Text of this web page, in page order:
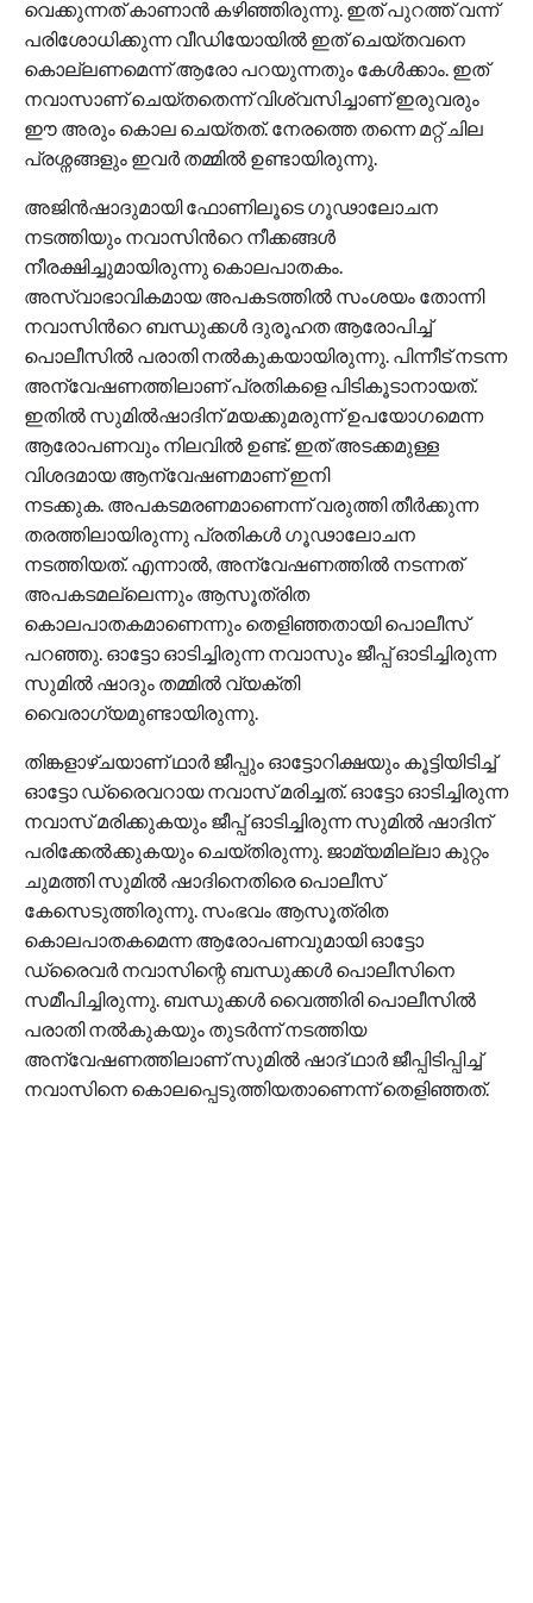
വെക്കുന്നത് കാണാൻ കഴിഞ്ഞിരുന്നു. ഇത് പുറത്ത് വന്ന്
പരിശോധിക്കുന്ന വീഡിയോയില്‍ ഇത് ചെയ്തവനെ
കൊല്ലണമെന്ന് ആരോ പറയുന്നതും കേള്‍ക്കാം. ഇത്
നവാസാണ് ചെയ്തതെന്ന് വിശ്വസിച്ചാണ് ഇരുവരും
ഈ അരും കൊല ചെയ്തത്. നേരത്തെ തന്നെ മറ്റ് ചില
പ്രശ്നങ്ങളും ഇവർ തമ്മില്‍ ഉണ്ടായിരുന്നു.
അജിൻഷാദുമായി ഫോണിലൂടെ ഗൂഢാലോചന
നടത്തിയും നവാസിന്‍റെ നീക്കങ്ങള്‍
നീരക്ഷിച്ചുമായിരുന്നു കൊലപാതകം.
അസ്വാഭാവികമായ അപകടത്തില്‍ സംശയം തോന്നി
നവാസിന്‍റെ ബന്ധുക്കള്‍ ദുരൂഹത ആരോപിച്ച്
പൊലീസില്‍ പരാതി നല്‍കുകയായിരുന്നു. പിന്നീട് നടന്ന
അന്വേഷണത്തിലാണ് പ്രതികളെ പിടികൂടാനായത്.
ഇതില്‍ സുമില്‍ഷാദിന് മയക്കുമരുന്ന് ഉപയോഗമെന്ന
ആരോപണവും നിലവില്‍ ഉണ്ട്. ഇത് അടക്കമുള്ള
വിശദമായ ആന്വേഷണമാണ് ഇനി
നടക്കുക. അപകടമരണമാണെന്ന് വരുത്തി തീര്‍ക്കുന്ന
തരത്തിലായിരുന്നു പ്രതികള്‍ ഗൂഢാലോചന
നടത്തിയത്. എന്നാൽ, അന്വേഷണത്തിൽ നടന്നത്
അപകടമല്ലെന്നും ആസൂത്രിത
കൊലപാതകമാണെന്നും തെളിഞ്ഞതായി പൊലീസ്
പറഞ്ഞു. ഓട്ടോ ഓടിച്ചിരുന്ന നവാസും ജീപ്പ് ഓടിച്ചിരുന്ന
സുമിൽ ഷാദും തമ്മിൽ വ്യക്തി
വൈരാഗ്യമുണ്ടായിരുന്നു.
തിങ്കളാഴ്ചയാണ് ഥാർ ജീപ്പും ഓട്ടോറിക്ഷയും കൂട്ടിയിടിച്ച്
ഓട്ടോ ഡ്രൈവറായ നവാസ് മരിച്ചത്. ഓട്ടോ ഓടിച്ചിരുന്ന
നവാസ് മരിക്കുകയും ജീപ്പ് ഓടിച്ചിരുന്ന സുമില്‍ ഷാദിന്
പരിക്കേൽക്കുകയും ചെയ്തിരുന്നു. ജാമ്യമില്ലാ കുറ്റം
ചുമത്തി സുമിൽ ഷാദിനെതിരെ പൊലീസ്
കേസെടുത്തിരുന്നു. സംഭവം ആസൂത്രിത
കൊലപാതകമെന്ന ആരോപണവുമായി ഓട്ടോ
ഡ്രൈവർ നവാസിന്റെ ബന്ധുക്കൾ പൊലീസിനെ
സമീപിച്ചിരുന്നു. ബന്ധുക്കള്‍ വൈത്തിരി പൊലീസില്‍
പരാതി നല്‍കുകയും തുടര്‍ന്ന് നടത്തിയ
അന്വേഷണത്തിലാണ് സുമിൽ ഷാദ് ഥാര്‍ ജീപ്പിടിപ്പിച്ച്
നവാസിനെ കൊലപ്പെടുത്തിയതാണെന്ന് തെളിഞ്ഞത്.